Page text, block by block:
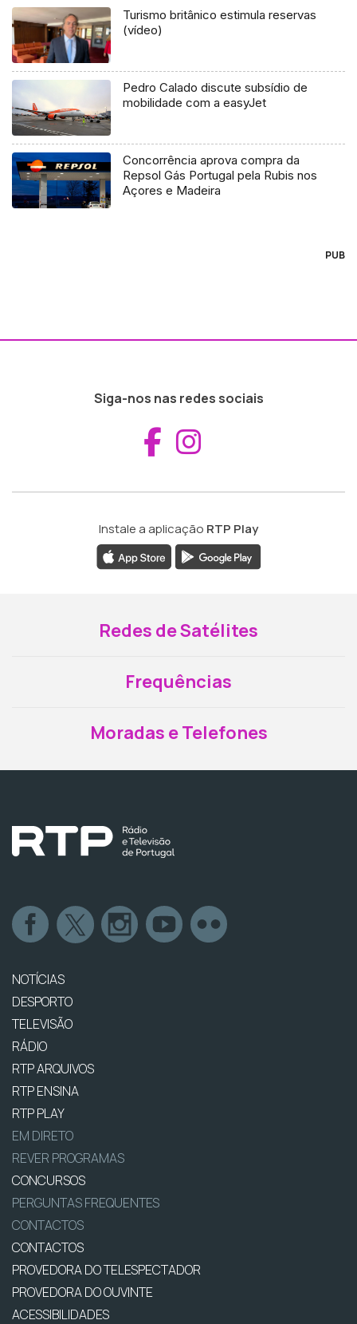
Turismo britânico estimula reservas
(vídeo)
Pedro Calado discute subsídio de
mobilidade com a easyJet
Concorrência aprova compra da
Repsol Gás Portugal pela Rubis nos
Açores e Madeira
PUB
Siga-nos nas redes sociais
Aceder ao
Instale a aplicação RTP Play
Redes de Satélites
Frequências
Moradas e Telefones
NOTÍCIAS
DESPORTO
TELEVISÃO
RÁDIO
RTP ARQUIVOS
RTP ENSINA
RTP PLAY
EM DIRETO
REVER PROGRAMAS
CONCURSOS
PERGUNTAS FREQUENTES
CONTACTOS
CONTACTOS
PROVEDORA DO TELESPECTADOR
PROVEDORA DO OUVINTE
ACESSIBILIDADES